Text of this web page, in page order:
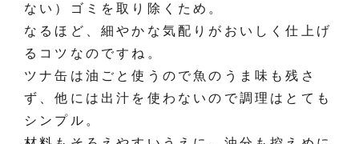
ない）ゴミを取り除くため。
なるほど、細やかな気配りがおいしく仕上げ
るコツなのですね。
ツナ缶は油ごと使うので魚のうま味も残さ
ず、他には出汁を使わないので調理はとても
シンプル。